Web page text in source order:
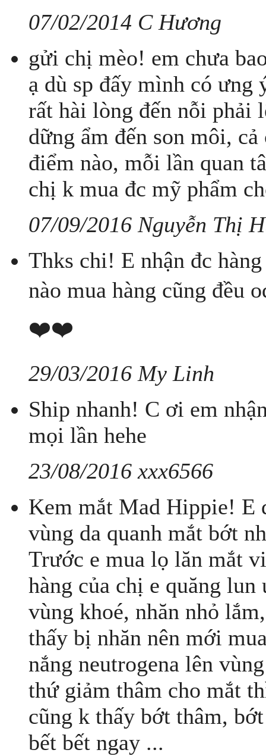
07/02/2014 C Hương
gửi chị mèo! em chưa
ạ dù sp đấy mình có ưng
rất hài lòng đến nỗi phải
dững ẩm đến son môi,
điểm nào, mỗi lần quan
chị k mua đc mỹ phẩm
07/09/2016 Nguyễn Thị
Thks chi! E nhận đc
nào mua hàng cũng đều
❤️❤️
29/03/2016 My Linh
Ship nhanh! C ơi em
mọi lần hehe
23/08/2016 xxx6566
Kem mắt Mad Hippie! E
vùng da quanh mắt bớt
Trước e mua lọ lăn mắt
hàng của chị e quăng
vùng khoé, nhăn nhỏ
thấy bị nhăn nên mới
nắng neutrogena lên
thứ giảm thâm cho mắt
cũng k thấy bớt thâm,
bết bết ngay ...